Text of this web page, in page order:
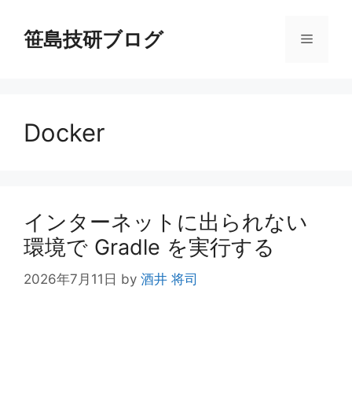
笹島技研ブログ メ
Docker
インターネットに出られない
環境で Gradle を実行する
2026年7月11日 by 酒井 将司